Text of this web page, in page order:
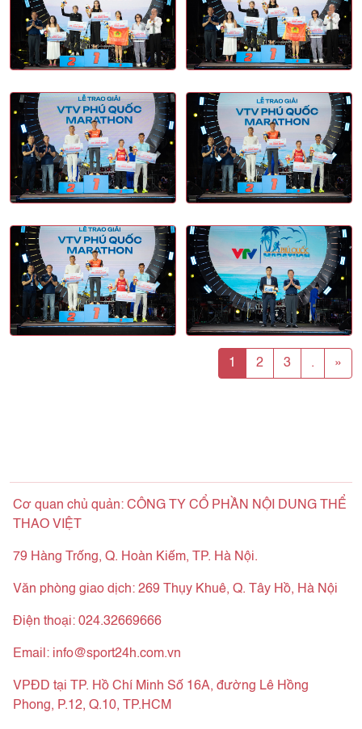
1 2 3 . »
Cơ quan chủ quản: CÔNG TY CỔ PHẦN NỘI DUNG THỂ
THAO VIỆT
79 Hàng Trống, Q. Hoàn Kiếm, TP. Hà Nội.
Văn phòng giao dịch: 269 Thụy Khuê, Q. Tây Hồ, Hà Nội
Điện thoại: 024.32669666
Email: info@sport24h.com.vn
VPĐD tại TP. Hồ Chí Minh Số 16A, đường Lê Hồng
Phong, P.12, Q.10, TP.HCM